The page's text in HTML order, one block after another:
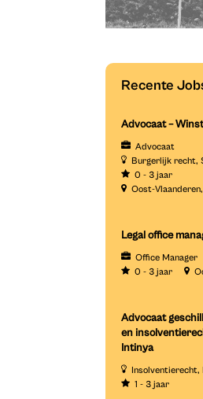
Recente
Advocaat –
Advocaat
Burgerlijk recht
0 - 3 jaar
Oost-Vlaanderen
Legal office
Office Manager
0 - 3 jaar
Advocaat
en
Intinya
Insolventierecht
1 - 3 jaar